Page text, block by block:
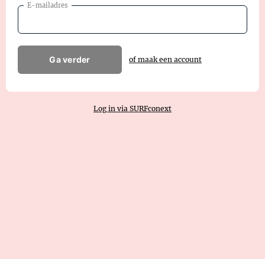
E-mailadres
Ga verder of maak een account
Log in via SURFconext